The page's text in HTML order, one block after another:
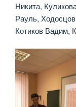
Никита,
Рауль,
Котиков Вадим,